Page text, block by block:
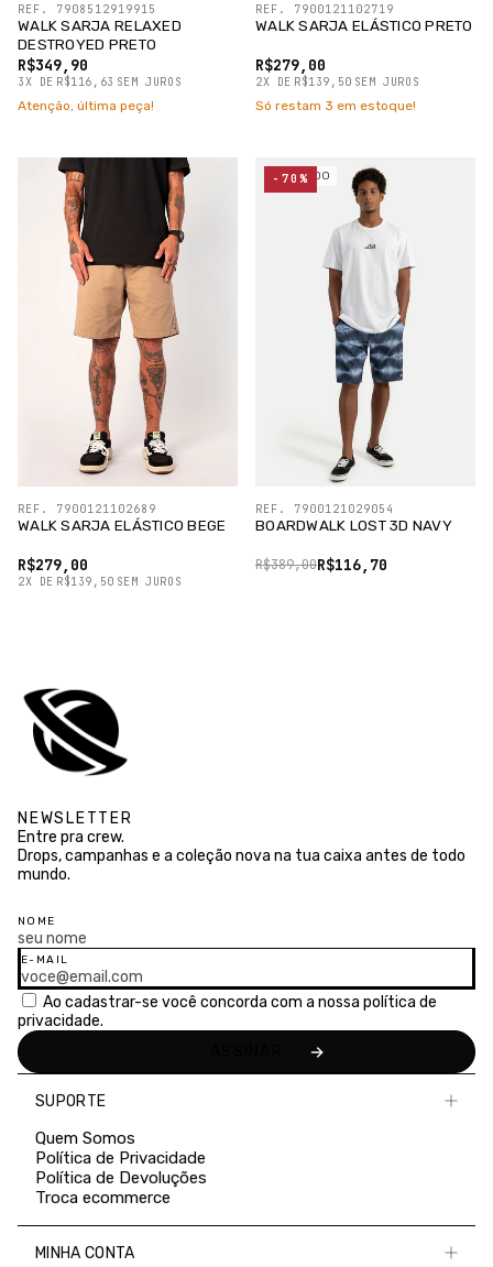
WALK SARJA RELAXED
DESTROYED PRETO
R$349,90
3X DE R$116,63 SEM JUROS
REF. 7908512919915
Atenção, última peça!
WALK SARJA ELÁSTICO PRETO
R$279,00
2X DE R$139,50 SEM JUROS
REF. 7900121102719
Só restam 3 em estoque!
WALK SARJA ELÁSTICO BEGE
R$279,00
2X DE R$139,50 SEM JUROS
REF. 7900121102689
ESGOTADO
BOARDWALK LOST 3D NAVY
R$116,70
R$389,00
REF. 7900121029054
-70%
NEWSLETTER
Entre pra crew.
Drops, campanhas e a coleção nova na tua caixa antes de todo
mundo.
NOME
E-MAIL
Ao cadastrar-se você concorda com a nossa política de
privacidade.
SUPORTE
Quem Somos
Política de Privacidade
Política de Devoluções
Troca ecommerce
MINHA CONTA